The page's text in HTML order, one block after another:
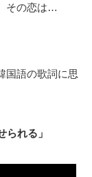
その恋は…
国語の歌詞に思
られる」